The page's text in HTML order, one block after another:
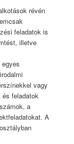
révén
feladatok is
illetve
vagy
feladatok
a
A